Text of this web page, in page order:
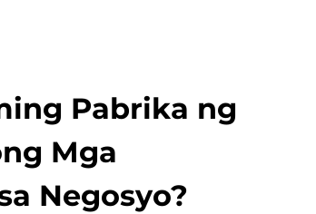
Pabrika ng
Mga
Negosyo?